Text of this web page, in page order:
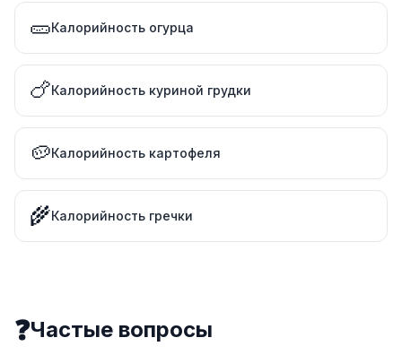
🥒Калорийность огурца
🍗Калорийность куриной грудки
🥔Калорийность картофеля
🌾Калорийность гречки
❓Частые вопросы